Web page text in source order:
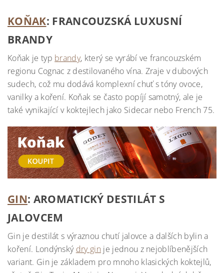
KOŇAK: FRANCOUZSKÁ LUXUSNÍ
BRANDY
Koňak je typ brandy, který se vyrábí ve francouzském
regionu Cognac z destilovaného vína. Zraje v dubových
sudech, což mu dodává komplexní chuť s tóny ovoce,
vanilky a koření. Koňak se často popíjí samotný, ale je
také vynikající v koktejlech jako Sidecar nebo French 75.
GIN: AROMATICKÝ DESTILÁT S
JALOVCEM
Gin je destilát s výraznou chutí jalovce a dalších bylin a
koření. Londýnský dry gin je jednou z nejoblíbenějších
variant. Gin je základem pro mnoho klasických koktejlů,